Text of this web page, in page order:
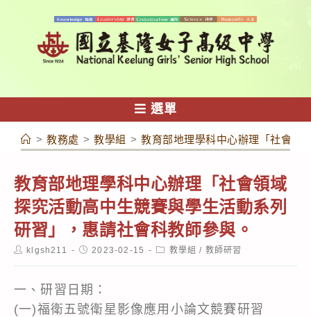
容
選單
> 教務處 > 教學組 > 教育部地理學科中心辦理「社會領
教育部地理學科中心辦理「社會領域
探究活動高中生競賽與學生活動系列
研習」，惠請社會科教師參與。
Postklgsh211
Post2023-02-15
Post教學組 / 教師研習
一、研習日期：
(一)福衛五號衛星影像應用小論文競賽研習